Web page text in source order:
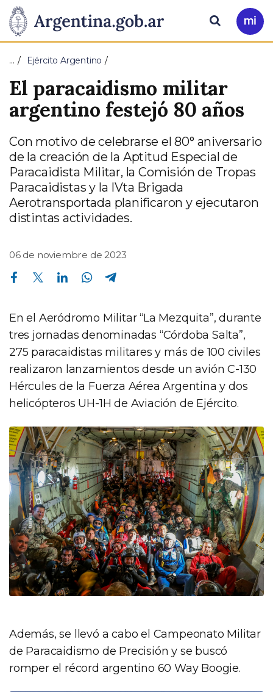
Presidencia
de
la
Nación
Pasar al contenido principal
Ir
a
Buscar
… Ejército Argentino
El paracaidismo militar
argentino festejó 80 años
Con motivo de celebrarse el 80° aniversario
de la creación de la Aptitud Especial de
Paracaidista Militar, la Comisión de Tropas
Paracaidistas y la IVta Brigada
Aerotransportada planificaron y ejecutaron
distintas actividades.
06 de noviembre de 2023
Compartir en Facebook Compartir en Twitter Compartir en Linkedin Compartir en Whatsapp
En el Aeródromo Militar “La Mezquita”, durante
tres jornadas denominadas “Córdoba Salta”,
275 paracaidistas militares y más de 100 civiles
realizaron lanzamientos desde un avión C-130
Hércules de la Fuerza Aérea Argentina y dos
helicópteros UH-1H de Aviación de Ejército.
Además, se llevó a cabo el Campeonato Militar
de Paracaidismo de Precisión y se buscó
romper el récord argentino 60 Way Boogie.